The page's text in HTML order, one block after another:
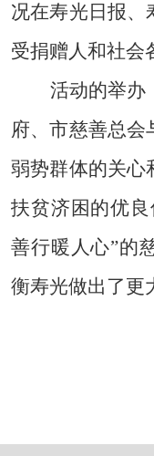
况在寿光日报、
受捐赠人和社会
活动的举办
府、市慈善总
弱势群体的关心
扶贫济困的优良
善行暖人心”的
衡寿光做出了更